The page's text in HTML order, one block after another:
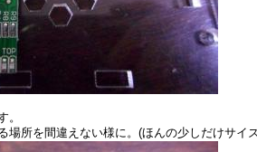
。
場所を間違えない様に。(ほんの少しだけサイ